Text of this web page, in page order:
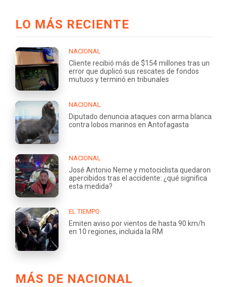
LO MÁS RECIENTE
NACIONAL
Cliente recibió más de $154 millones tras un
error que duplicó sus rescates de fondos
mutuos y terminó en tribunales
NACIONAL
Diputado denuncia ataques con arma blanca
contra lobos marinos en Antofagasta
NACIONAL
José Antonio Neme y motociclista quedaron
apercibidos tras el accidente: ¿qué significa
esta medida?
EL TIEMPO
Emiten aviso por vientos de hasta 90 km/h
en 10 regiones, incluida la RM
MÁS DE NACIONAL